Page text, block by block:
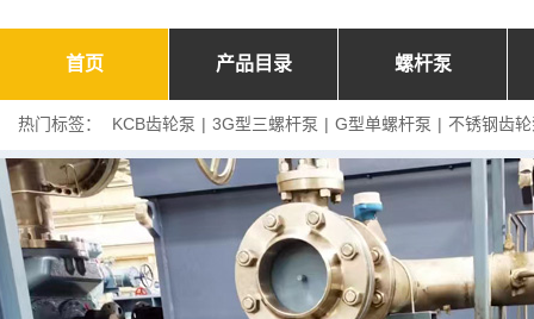
首页 产品目录 螺杆泵
热门标签： KCB齿轮泵 | 3G型三螺杆泵 | G型单螺杆泵 | 不锈钢齿